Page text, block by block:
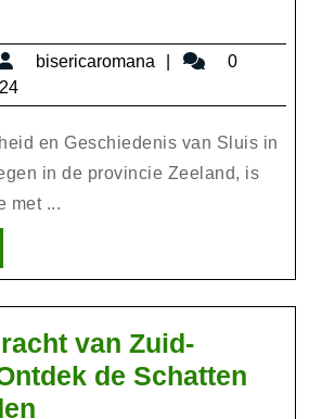
02
bisericaromana bisericaromana
0
en Geschiedenis van Sluis in
in de provincie Zeeland, is
met ...
van Zuid-
de Schatten